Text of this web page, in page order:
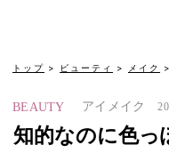
トップ ビューティ メイク
BEAUTY アイメイク
知的なのに色っ